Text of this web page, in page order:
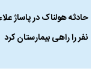
نفر را راهی بیمارستان کرد